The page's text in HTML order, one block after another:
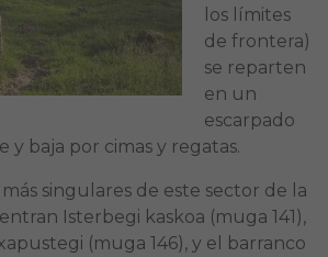
los límites
de frontera)
se reparten
en un
escarpado
baja por cimas y regatas.
singulares de este sector de la
Isterbegi kaskoa (muga 141),
(muga 146), y el barranco